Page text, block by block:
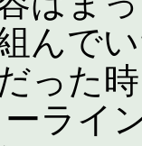
んで
った
ライ